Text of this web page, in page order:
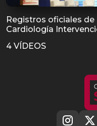
Registros oficiales
Cardiología
4 VÍDEOS